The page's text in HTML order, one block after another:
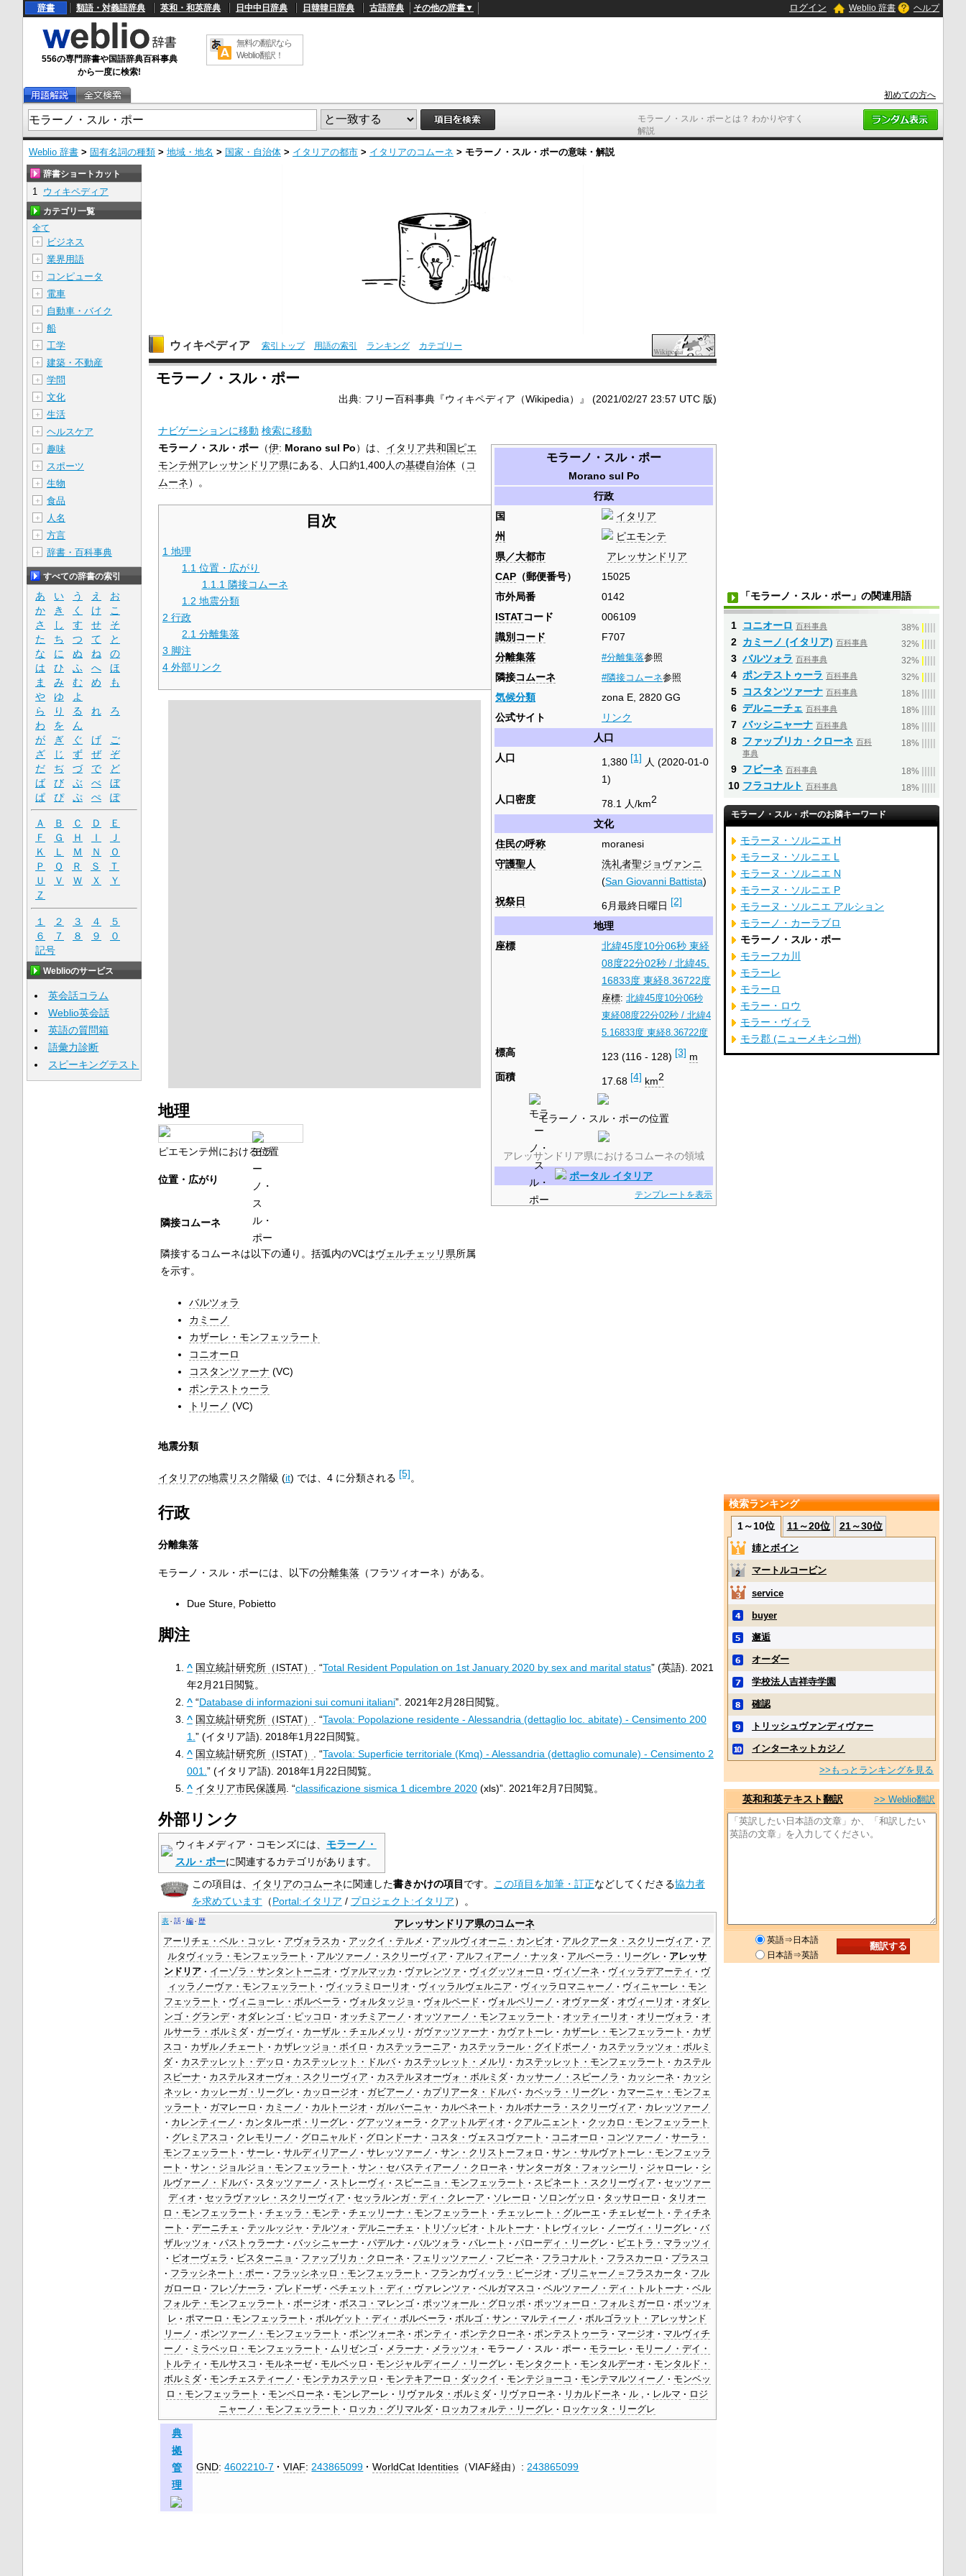
モラーノ・スル・ポーとは？ わかりやすく
解説
辞書 類語・対義語辞典 英和・和英辞典 日中中日辞典 日韓韓日辞典 古語辞典 その他の辞書▼ ログイン Weblio 辞書 ヘルプ
556の専門辞書や国語辞典百科事典
から一度に検索!
無料の翻訳なら
Weblio翻訳！
初めての方へ
Weblio 辞書 > 固有名詞の種類 > 地域・地名 > 国家・自治体 > イタリアの都市 > イタリアのコムーネ > モラーノ・スル・ポーの意味・解説
ウィキペディア 索引トップ 用語の索引 ランキング カテゴリー
モラーノ・スル・ポー
出典: フリー百科事典『ウィキペディア（Wikipedia）』 (2021/02/27 23:57 UTC 版)
ナビゲーションに移動 検索に移動
モラーノ・スル・ポー
Morano sul Po
行政
国
イタリア
州
ピエモンテ
県／大都市
アレッサンドリア
CAP （郵便番号）
15025
市外局番
0142
ISTATコード
006109
識別コード
F707
分離集落
#分離集落参照
隣接コムーネ #隣接コムーネ参照
気候分類
zona E, 2820 GG
公式サイト
リンク
人口
人口
1,380 [1] 人 (2020-01-0
1)
人口密度
78.1 人/km2
文化
住民の呼称
moranesi
守護聖人
洗礼者聖ジョヴァンニ
(San Giovanni Battista)
祝祭日
6月最終日曜日 [2]
地理
座標
北緯45度10分06秒 東経
08度22分02秒 / 北緯45.
16833度 東経8.36722度
座標: 北緯45度10分06秒
東経08度22分02秒 / 北緯4
5.16833度 東経8.36722度
標高 123 (116 - 128) [3] m
面積
17.68 [4] km2
モラーノ・スル・ポーの位置
アレッサンドリア県におけるコムーネの領域
ポータル イタリア
テンプレートを表示
モラーノ・スル・ポー（伊: Morano sul Po）は、 イタリア共和国 ピエ
モンテ州 アレッサンドリア県にある、人口約1,400人の基礎自治体（ コ
ムーネ）。
目次
1 地理
1.1 位置・広がり
1.1.1
隣接コムーネ
1.2 地震分類
2 行政
2.1 分離集落
3 脚注
4 外部リンク
地理
ピエモンテ州における位置
位置・広がり
隣接コムーネ
隣接するコムーネは以下の通り。括弧内のVCはヴェルチェッリ県所属
を示す。
バルツォラ
カミーノ
カザーレ・モンフェッラート
コニオーロ
コスタンツァーナ (VC)
ポンテストゥーラ
トリーノ (VC)
地震分類
イタリアの地震リスク階級 (it) では、4 に分類される [5]。
行政
分離集落
モラーノ・スル・ポーには、以下の分離集落 （フラツィオーネ）がある。
Due Sture, Pobietto
脚注
^ 国立統計研究所（ISTAT） . “Total Resident Population on 1st January 2020 by sex and marital status” (英語). 2021
年2月21日閲覧。
^ “Database di informazioni sui comuni italiani”. 2021年2月28日閲覧。
^ 国立統計研究所（ISTAT） . “Tavola: Popolazione residente - Alessandria (dettaglio loc. abitate) - Censimento 200
1. ” (イタリア語). 2018年1月22日閲覧。
^ 国立統計研究所（ISTAT） . “Tavola: Superficie territoriale (Kmq) - Alessandria (dettaglio comunale) - Censimento 2
001. ” (イタリア語). 2018年1月22日閲覧。
^ イタリア市民保護局 . “classificazione sismica 1 dicembre 2020(xls)”. 2021年2月7日閲覧。
外部リンク
ウィキメディア・コモンズには、 モラーノ・
スル・ポーに関連するカテゴリがあります。
この項目は、 イタリアのコムーネに関連した書きかけの項目 です。 この項目を加筆・訂正などしてくださる協力者
を求めています （Portal:イタリア / プロジェクト:イタリア）。
表 話 編 歴 アレッサンドリア県のコムーネ
アーリチェ・ベル・コッレ アヴォラスカ アックイ・テルメ アッルヴィオーニ・カンビオ アルクアータ・スクリーヴィア
ア
ルタヴィッラ・モンフェッラート
アルツァーノ・スクリーヴィア アルフィアーノ・ナッタ アルベーラ・リーグレ
アレッサ
ンドリア
イーゾラ・サンタントーニオ ヴァルマッカ ヴァレンツァ ヴィグッツォーロ ヴィゾーネ ヴィッラデアーティ
ヴ
ィッラノーヴァ・モンフェッラート
ヴィッラミローリオ ヴィッラルヴェルニア ヴィッラロマニャーノ
ヴィニャーレ・モン
フェッラート
ヴィニョーレ・ボルベーラ ヴォルタッジョ ヴォルペード ヴォルペリーノ オヴァーダ オヴィーリオ
オダレ
ンゴ・グランデ
オダレンゴ・ピッコロ オッチミアーノ オッツァーノ・モンフェッラート オッティーリオ オリーヴォラ
オ
ルサーラ・ボルミダ
ガーヴィ カーザル・チェルメッリ ガヴァッツァーナ カヴァトーレ カザーレ・モンフェッラート
カザ
スコ
カザルノチェート カザレッジョ・ボイロ カステッラーニア カステッラール・グイドボーノ
カステッラッツォ・ボルミ
ダ
カステッレット・デッロ カステッレット・ドルバ カステッレット・メルリ カステッレット・モンフェッラート
カステル
スピーナ
カステルヌオーヴォ・スクリーヴィア カステルヌオーヴォ・ボルミダ カッサーノ・スピーノラ カッシーネ
カッシ
ネッレ
カッレーガ・リーグレ カッロージオ ガビアーノ カプリアータ・ドルバ カベッラ・リーグレ
カマーニャ・モンフェ
ッラート
ガマレーロ カミーノ カルトージオ ガルバーニャ カルペネート カルボナーラ・スクリーヴィア
カレッツァーノ
カレンティーノ
カンタルーポ・リーグレ グアッツォーラ クアットルディオ クアルニェント
クッカロ・モンフェッラート
グレミアスコ
クレモリーノ グロニャルド グロンドーナ コスタ・ヴェスコヴァート コニオーロ コンツァーノ
サーラ・
モンフェッラート
サーレ サルディリアーノ サレッツァーノ サン・クリストーフォロ
サン・サルヴァトーレ・モンフェッラ
ート
サン・ジョルジョ・モンフェッラート サン・セバスティアーノ・クローネ サンターガタ・フォッシーリ ジャローレ
シ
ルヴァーノ・ドルバ
スタッツァーノ ストレーヴィ スピーニョ・モンフェッラート スピネート・スクリーヴィア
セッツァー
ディオ
セッラヴァッレ・スクリーヴィア セッラルンガ・ディ・クレーア ソレーロ ソロンゲッロ タッサローロ
タリオー
ロ・モンフェッラート
チェッラ・モンテ チェッリーナ・モンフェッラート チェッレート・グルーエ チェレゼート
ティチネ
ート
デーニチェ テッルッジャ テルツォ デルニーチェ トリゾッビオ トルトーナ トレヴィッレ ノーヴィ・リーグレ
バ
ザルッツォ
パストゥラーナ バッシニャーナ パデルナ バルツォラ パレート パローディ・リーグレ
ピエトラ・マラッツィ
ピオーヴェラ
ビスターニョ ファッブリカ・クローネ フェリッツァーノ フビーネ フラコナルト フラスカーロ
プラスコ
フラッシネート・ポー
フラッシネッロ・モンフェッラート フランカヴィッラ・ビージオ ブリニャーノ＝フラスカータ
フル
ガローロ
フレゾナーラ プレドーザ ペチェット・ディ・ヴァレンツァ ベルガマスコ ベルツァーノ・ディ・トルトーナ
ベル
フォルテ・モンフェッラート
ボージオ ボスコ・マレンゴ ポッツォール・グロッポ ポッツォーロ・フォルミガーロ
ボッツォ
レ
ポマーロ・モンフェッラート ボルゲット・ディ・ボルベーラ ボルゴ・サン・マルティーノ
ボルゴラット・アレッサンド
リーノ
ポンツァーノ・モンフェッラート ポンツォーネ ポンティ ポンテクローネ ポンテストゥーラ マージオ
マルヴィチ
ーノ
ミラベッロ・モンフェッラート ムリゼンゴ メラーナ メラッツォ モラーノ・スル・ポー モラーレ
モリーノ・デイ・
トルティ
モルサスコ モルネーゼ モルベッロ モンジャルディーノ・リーグレ モンタクート モンタルデーオ
モンタルド・
ボルミダ
モンチェスティーノ モンテカステッロ モンテキアーロ・ダックイ モンテジョーコ モンテマルツィーノ
モンベッ
ロ・モンフェッラート
モンペローネ モンレアーレ リヴァルタ・ボルミダ リヴァローネ リカルドーネ ル , レルマ
ロジ
ニャーノ・モンフェッラート
ロッカ・グリマルダ ロッカフォルテ・リーグレ ロッケッタ・リーグレ
典
拠
管
理
GND:4602210-7 VIAF: 243865099 WorldCat Identities （VIAF経由）: 243865099
辞書ショートカット
1 ウィキペディア
カテゴリ一覧
全て
＋
ビジネス
＋ 業界用語
＋ コンピュータ
＋ 電車
＋ 自動車・バイク
＋ 船
＋ 工学
＋ 建築・不動産
＋ 学問
＋ 文化
＋ 生活
＋ ヘルスケア
＋ 趣味
＋ スポーツ
＋ 生物
＋ 食品
＋ 人名
＋ 方言
＋ 辞書・百科事典
すべての辞書の索引
あ い う え
お
か
き く け
こ
さ
し す せ
そ
た
ち つ て
と
な
に ぬ ね
の
は
ひ ふ へ
ほ
ま
み む め
も
や
ゆ
よ
ら
り る れ
ろ
わ
を
ん
が
ぎ ぐ げ
ご
ざ
じ ず ぜ
ぞ
だ
ぢ づ で
ど
ば
び ぶ べ
ぼ
ぱ
ぴ ぷ ぺ ぽ
Ａ Ｂ Ｃ Ｄ
Ｅ
Ｆ
Ｇ Ｈ Ｉ
Ｊ
Ｋ
Ｌ Ｍ Ｎ
Ｏ
Ｐ
Ｑ Ｒ Ｓ
Ｔ
Ｕ
Ｖ Ｗ Ｘ
Ｙ
Ｚ
１ ２ ３ ４
５
６
７ ８ ９
０
記号
Weblioのサービス
英会話コラム
Weblio英会話
英語の質問箱
語彙力診断
スピーキングテスト
「モラーノ・スル・ポー」の関連用語
1 コニオーロ 百科事典 38%
2 カミーノ (イタリア) 百科事典 32%
3 バルツォラ 百科事典 32%
4 ポンテストゥーラ 百科事典 32%
5 コスタンツァーナ 百科事典 18%
6 デルニーチェ 百科事典 18%
7 バッシニャーナ 百科事典 18%
8 ファッブリカ・クローネ 百科
事典
18%
9 フビーネ 百科事典 18%
10 フラコナルト 百科事典 18%
モラーノ・スル・ポーのお隣キーワード
モラーヌ・ソルニエ H
モラーヌ・ソルニエ L
モラーヌ・ソルニエ N
モラーヌ・ソルニエ P
モラーヌ・ソルニエ アルション
モラーノ・カーラブロ
モラーノ・スル・ポー
モラーフカ川
モラーレ
モラーロ
モラー・ロウ
モラー・ヴィラ
モラ郡 (ニューメキシコ州)
検索ランキング
1～10位
11～20位 21～30位
姉とボイン
マートルコービン
service
buyer
邂逅
オーダー
学校法人吉祥寺学園
確認
トリッシュヴァンディヴァー
インターネットカジノ
>>もっとランキングを見る
英和和英テキスト翻訳 >> Weblio翻訳
英語⇒日本語
日本語⇒英語